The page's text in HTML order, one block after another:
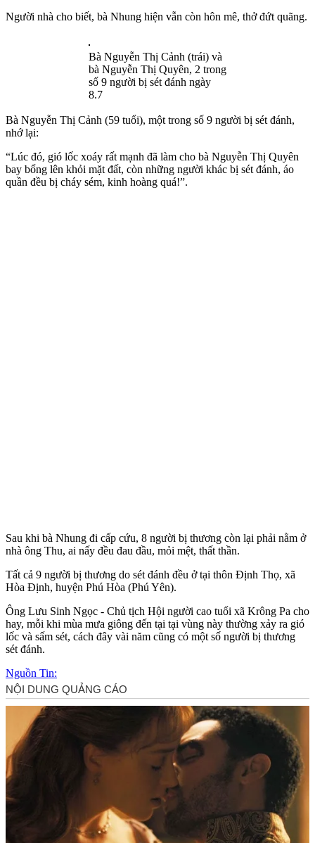
Người nhà cho biết, bà Nhung hiện vẫn còn hôn mê, thở đứt quãng.
Bà Nguyễn Thị Cảnh (trái) và
bà Nguyễn Thị Quyên, 2 trong
số 9 người bị sét đánh ngày
8.7
Bà Nguyễn Thị Cảnh (59 tuổi), một trong số 9 người bị sét đánh,
nhớ lại:
“Lúc đó, gió lốc xoáy rất mạnh đã làm cho bà Nguyễn Thị Quyên
bay bổng lên khỏi mặt đất, còn những người khác bị sét đánh, áo
quần đều bị cháy sém, kinh hoàng quá!”.
Sau khi bà Nhung đi cấp cứu, 8 người bị thương còn lại phải nằm ở
nhà ông Thu, ai nấy đều đau đầu, mỏi mệt, thất thần.
Tất cả 9 người bị thương do sét đánh đều ở tại thôn Định Thọ, xã
Hòa Định, huyện Phú Hòa (Phú Yên).
Ông Lưu Sinh Ngọc - Chủ tịch Hội người cao tuổi xã Krông Pa cho
hay, mỗi khi mùa mưa giông đến tại tại vùng này thường xảy ra gió
lốc và sấm sét, cách đây vài năm cũng có một số người bị thương
sét đánh.
Nguồn Tin: